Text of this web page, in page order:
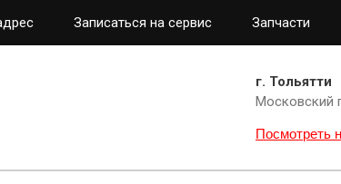
Записаться на сервис Запчасти
г. Тольятти
Московский
Посмотреть